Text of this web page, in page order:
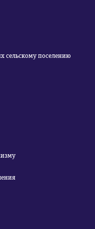
сельскому поселению